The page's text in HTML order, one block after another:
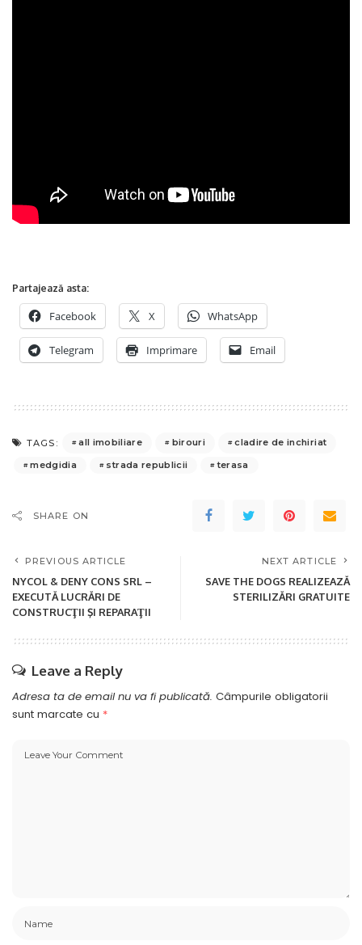
Partajează asta:
Facebook X WhatsApp
Telegram Imprimare Email
TAGS: all imobiliare birouri
cladire de inchiriat
medgidia
strada republicii terasa
SHARE ON
PREVIOUS ARTICLE
NYCOL & DENY CONS SRL –
EXECUTĂ LUCRĂRI DE
CONSTRUCŢII ŞI REPARAŢII
NEXT ARTICLE
SAVE THE DOGS REALIZEAZĂ
STERILIZĂRI GRATUITE
Leave a Reply
Adresa ta de email nu va fi publicată. Câmpurile obligatorii
sunt marcate cu *